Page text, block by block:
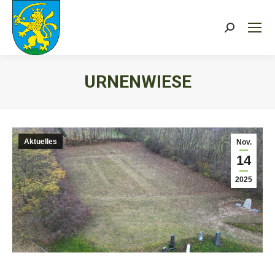
Search:
URNENWIESE
Nov.
14
2025
Aktuelles